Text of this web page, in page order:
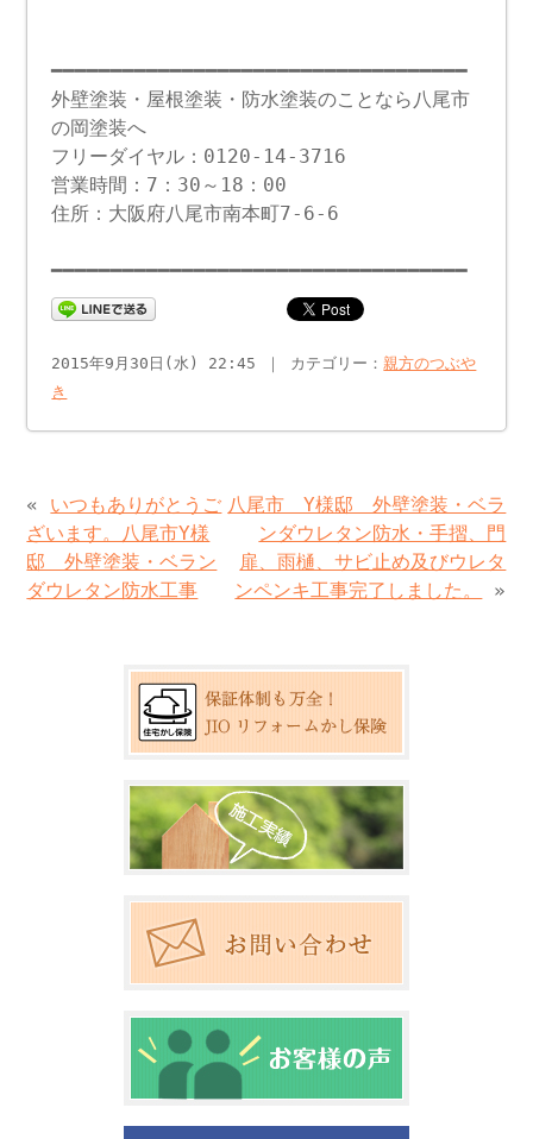
━━━━━━━━━━━━━━━━━━━━━━━━━━━━━━━━━━━
外壁塗装・屋根塗装・防水塗装のことなら八尾市
の岡塗装へ
フリーダイヤル：0120-14-3716
営業時間：7：30～18：00
住所：大阪府八尾市南本町7-6-6
━━━━━━━━━━━━━━━━━━━━━━━━━━━━━━━━━━━
2015年9月30日(水) 22:45 ｜ カテゴリー：親方のつぶや
き
« いつもありがとうご
ざいます。八尾市Y様
邸 外壁塗装・ベラン
ダウレタン防水工事
八尾市 Y様邸 外壁塗装・ベラ
ンダウレタン防水・手摺、門
扉、雨樋、サビ止め及びウレタ
ンペンキ工事完了しました。
»